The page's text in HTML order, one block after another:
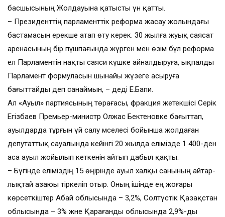
басшысы­ның Жолдауына қатысты үн қатты.
– Президенттің парламенттік реформа жасау жолындағы
бастамасын ерекше атап өту керек. 30 жылға жуық саясат
аренасының бір пұшпағында жүрген мен өзім бұл реформа
ел Парламентін нақты саяси күшке айналдыруға, ықпалды
Парламент формуласын шынайы жүзеге асыруға
бағыттайды деп санаймын, – деді Е.Бапи.
Ал «Ауыл» партиясының төр­ағасы, фракция жетекшісі Серік
Егізбаев Премьер-министр Олжас Бектеновке бағыттап,
ауыл­­дарда тұрғын үй салу мәсе­лесі бойынша жолдаған
депу­таттық сауалында кейінгі 20 жыл­да елімізде 1 400-ден
аса ауыл жойылып кеткенін айтып дабыл қақты.
– Бүгінде еліміздің 15 өңірін­де ауыл халқы санының айтар­
лықтай азаюы тіркеліп отыр. Оның ішінде ең жоғары
көрсет­кіштер Абай облысында – 3,2%, Солтүстік Қазақстан
облысында – 3% және Қарағанды облысында 2,9%-ды